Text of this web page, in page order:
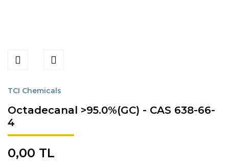
TCI Chemicals
Octadecanal >95.0%(GC) - CAS 638-66-
4
0,00 TL